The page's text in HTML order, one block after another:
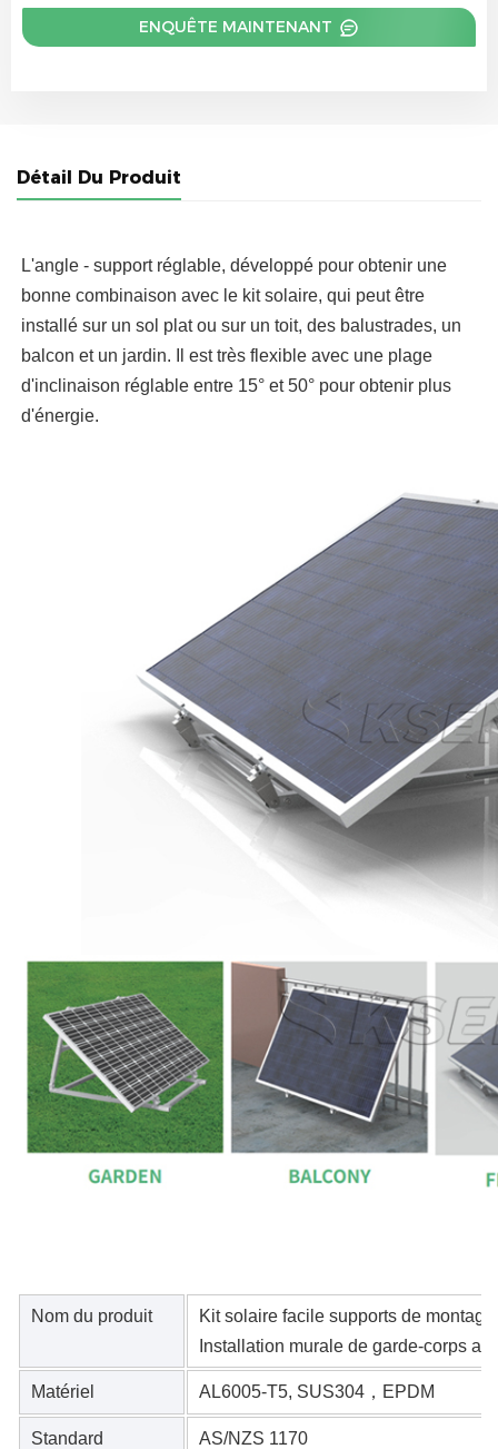
ENQUÊTE MAINTENANT
Détail Du Produit
L'angle - support réglable, développé pour obtenir une
bonne combinaison avec le kit solaire, qui peut être
installé sur un sol plat ou sur un toit, des balustrades, un
balcon et un jardin. Il est très flexible avec une plage
d'inclinaison réglable entre 15° et 50° pour obtenir plus
d'énergie.
Nom du produit
Kit solaire facile supports de
Installation murale de garde-corps
Matériel AL6005-T5, SUS304，EPDM
Standard AS/NZS 1170